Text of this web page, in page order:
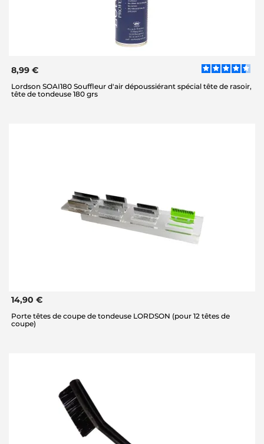
8,99 €
Lordson SOAI180 Souffleur d'air dépoussiérant spécial tête de rasoir,
tête de tondeuse 180 grs
14,90 €
Porte têtes de coupe de tondeuse LORDSON (pour 12 têtes de
coupe)